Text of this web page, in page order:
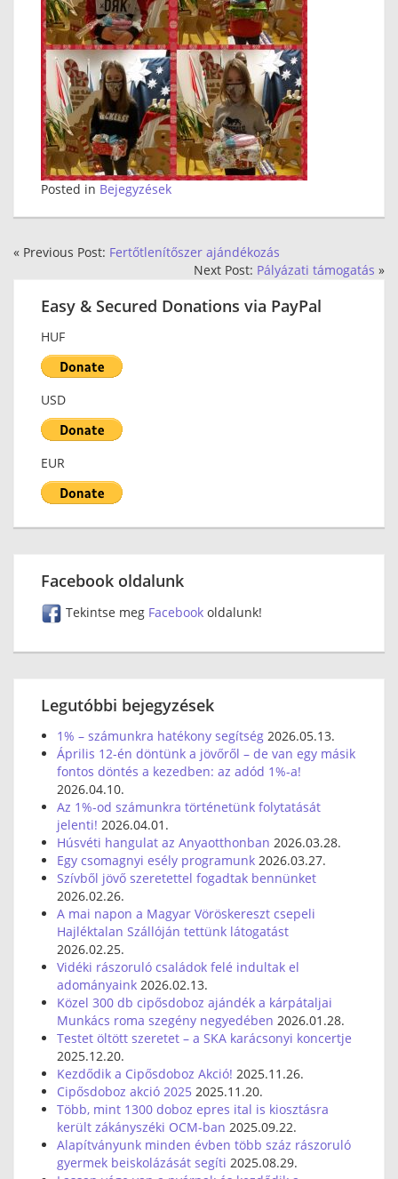
Posted in Bejegyzések
« Previous Post: Fertőtlenítőszer ajándékozás
Next Post: Pályázati támogatás »
Easy & Secured Donations via PayPal
HUF
USD
EUR
Facebook oldalunk
Tekintse meg Facebook oldalunk!
Legutóbbi bejegyzések
1% – számunkra hatékony segítség 2026.05.13.
Április 12-én döntünk a jövőről – de van egy másik
fontos döntés a kezedben: az adód 1%-a!
2026.04.10.
Az 1%-od számunkra történetünk folytatását
jelenti! 2026.04.01.
Húsvéti hangulat az Anyaotthonban 2026.03.28.
Egy csomagnyi esély programunk 2026.03.27.
Szívből jövő szeretettel fogadtak bennünket
2026.02.26.
A mai napon a Magyar Vöröskereszt csepeli
Hajléktalan Szállóján tettünk látogatást
2026.02.25.
Vidéki rászoruló családok felé indultak el
adományaink 2026.02.13.
Közel 300 db cipősdoboz ajándék a kárpátaljai
Munkács roma szegény negyedében 2026.01.28.
Testet öltött szeretet – a SKA karácsonyi koncertje
2025.12.20.
Kezdődik a Cipősdoboz Akció! 2025.11.26.
Cipősdoboz akció 2025 2025.11.20.
Több, mint 1300 doboz epres ital is kiosztásra
került zákányszéki OCM-ban 2025.09.22.
Alapítványunk minden évben több száz rászoruló
gyermek beiskolázását segíti 2025.08.29.